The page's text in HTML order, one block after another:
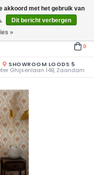
- 17.00u of op afspraak!
0
SHOWROOM LOODS 5
Ghijsenlaan 14B, Zaandam
akkoord met het gebruik van
Dit bericht verbergen
»